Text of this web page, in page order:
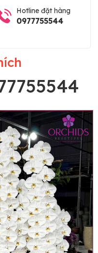
lan hồ điệp đẹp và
từ nhiều cây hoa
Hotline đặt hàng
0977755544